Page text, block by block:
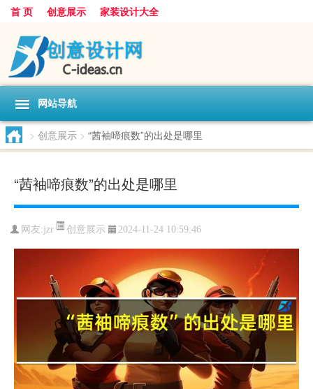
首 页 创意展示 家装设计大全
网站导航
> 创意展示 > “茜袖啼痕数”的出处是哪里
“茜袖啼痕数”的出处是哪里
网友:jzr 创意展示 2024-11-24 10:59:46